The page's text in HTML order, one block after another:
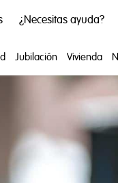
¿Necesitas ayuda?
Jubilación Vivienda